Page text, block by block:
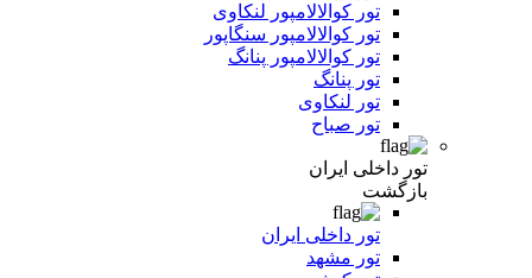
تور کوالالامپور لنکاوی
تور کوالالامپور سنگاپور
تور کوالالامپور پنانگ
تور پنانگ
تور لنکاوی
تور صباح
تور داخلی ایران
بازگشت
تور داخلی ایران
تور مشهد